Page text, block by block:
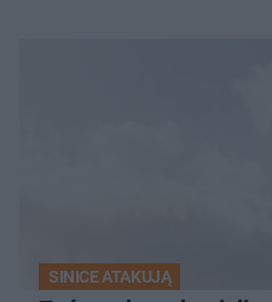
SINICE ATAKUJĄ